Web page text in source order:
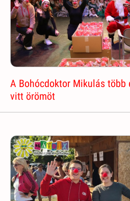
A Bohócdoktor Mikulás több
vitt örömöt